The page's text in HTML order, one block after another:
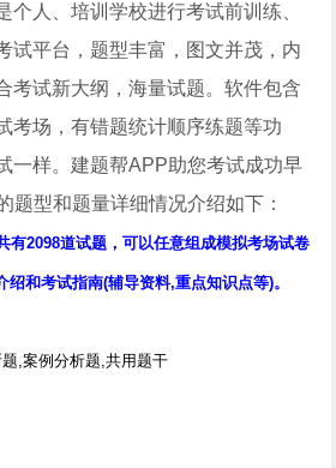
个人、培训学校进行考试前训练、
试平台，题型丰富，图文并茂，内
考试新大纲，海量试题。软件包含
考场，有错题统计顺序练题等功
一样。建题帮APP助您考试成功早
题型和题量详细情况介绍如下：
有2098道试题，可以任意组成模拟考场试卷
和考试指南(辅导资料,重点知识点等)。
,案例分析题,共用题干